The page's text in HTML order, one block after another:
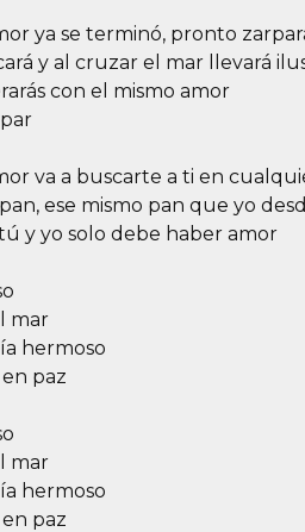
ya se terminó, pronto
y al cruzar el mar llevará
con el mismo amor
va a buscarte a ti en
ese mismo pan que yo
y yo solo debe haber amor
mar
hermoso
paz
mar
hermoso
paz